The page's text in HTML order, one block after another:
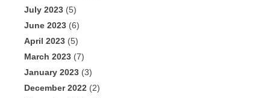
July 2023 (5)
June 2023 (6)
April 2023 (5)
March 2023 (7)
January 2023 (3)
December 2022 (2)